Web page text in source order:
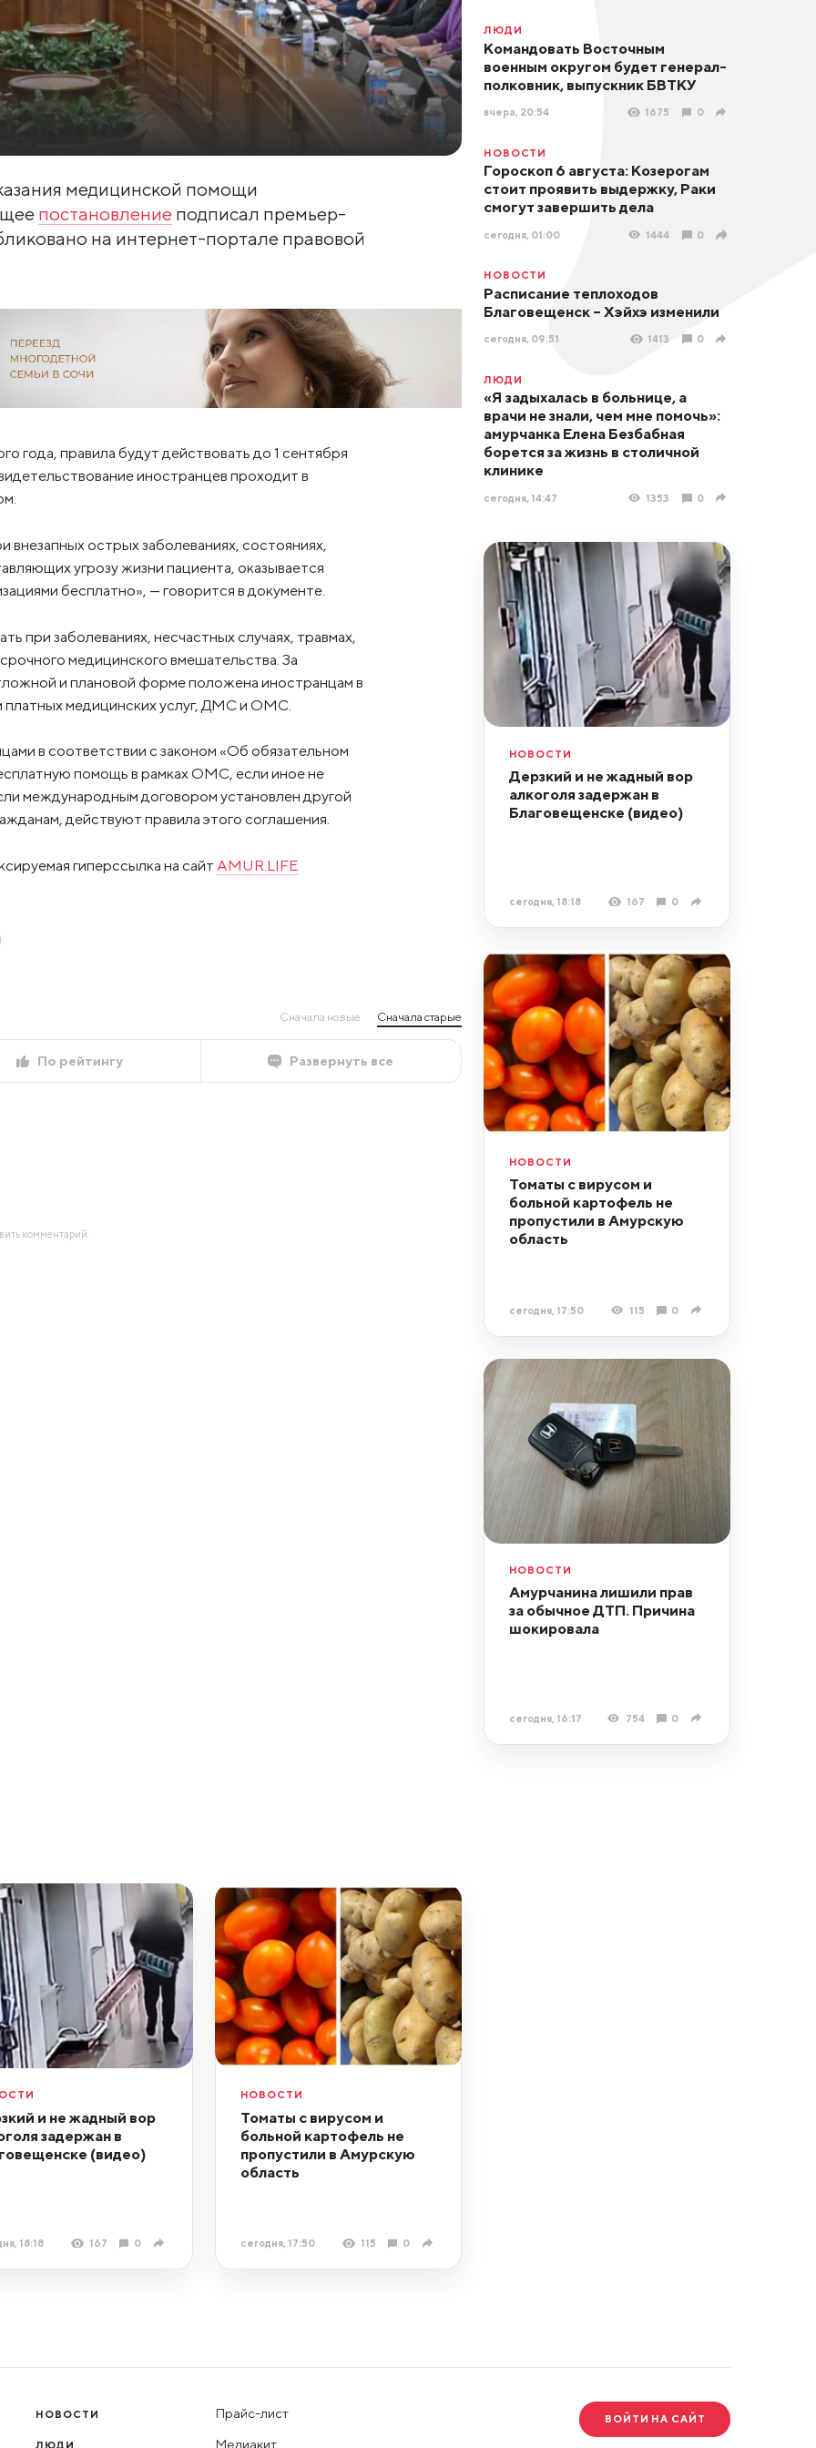
медицинской помощи
постановлениеподписал премьер-
на интернет-портале правовой
года, правила будут действовать до 1 сентября
иностранцев проходит в
острых заболеваниях, состояниях,
угрозу жизни пациента, оказывается
бесплатно», — говорится в документе.
при заболеваниях, несчастных случаях, травмах,
медицинского вмешательства. За
и плановой форме положена иностранцам в
платных медицинских услуг, ДМС и ОМС.
в соответствии с законом «Об обязательном
помощь в рамках ОМС, если иное не
международным договором установлен другой
действуют правила этого соглашения.
гиперссылка на сайт AMUR.LIFE
Сначала новые Сначала старые
По рейтингу Развернуть все
комментарий.
ЛЮДИ
Командовать Восточным
военным округом будет генерал-
полковник, выпускник БВТКУ
вчера, 20:54 1675 0
НОВОСТИ
Гороскоп 6 августа: Козерогам
стоит проявить выдержку, Раки
смогут завершить дела
сегодня, 01:00 1444 0
НОВОСТИ
Расписание теплоходов
Благовещенск – Хэйхэ изменили
сегодня, 09:51 1413 0
ЛЮДИ
«Я задыхалась в больнице, а
врачи не знали, чем мне помочь»:
амурчанка Елена Безбабная
борется за жизнь в столичной
клинике
сегодня, 14:47 1353 0
НОВОСТИ
Дерзкий и не жадный вор
алкоголя задержан в
Благовещенске (видео)
сегодня, 18:18 167 0
НОВОСТИ
Томаты с вирусом и
больной картофель не
пропустили в Амурскую
область
сегодня, 17:50 115 0
НОВОСТИ
Амурчанина лишили прав
за обычное ДТП. Причина
шокировала
сегодня, 16:17 754 0
и не жадный вор
задержан в
(видео)
18:18 167 0
НОВОСТИ
Томаты с вирусом и
больной картофель не
пропустили в Амурскую
область
сегодня, 17:50 115 0
НОВОСТИ
ЛЮДИ
Прайс-лист
Медиакит
ВОЙТИ НА САЙТ